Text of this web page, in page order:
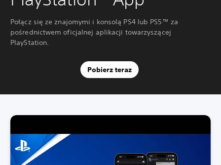
Połącz się ze znajomymi i konsolą PS4 lub PS5™ za
pośrednictwem oficjalnej aplikacji towarzyszącej
PlayStation.
Pobierz teraz